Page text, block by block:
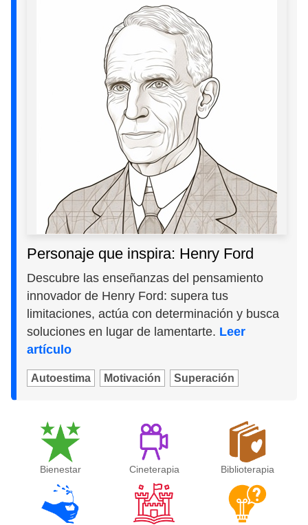
Personaje que inspira: Henry Ford
Descubre las enseñanzas del pensamiento
innovador de Henry Ford: supera tus
limitaciones, actúa con determinación y busca
soluciones en lugar de lamentarte. Leer
artículo
Autoestima Motivación Superación
Bienestar Cineterapia Biblioterapia